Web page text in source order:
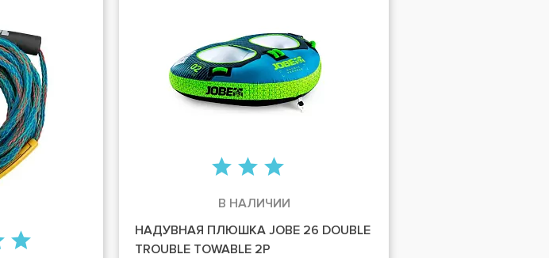
В НАЛИЧИИ
НАДУВНАЯ ПЛЮШКА JOBE 26 DOUBLE
TROUBLE TOWABLE 2P